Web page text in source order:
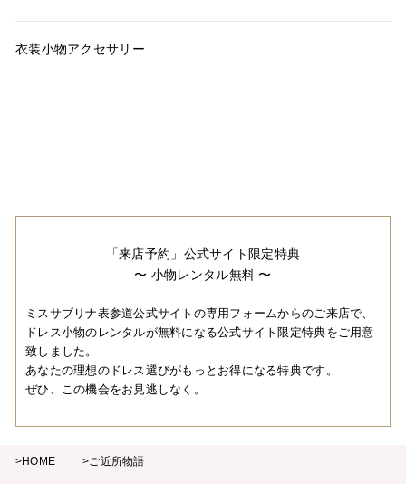
衣装小物アクセサリー
「来店予約」公式サイト限定特典
〜 小物レンタル無料 〜
ミスサブリナ表参道公式サイトの専用フォームからのご来店で、
ドレス小物のレンタルが無料になる公式サイト限定特典をご用意
致しました。
あなたの理想のドレス選びがもっとお得になる特典です。
ぜひ、この機会をお見逃しなく。
>HOME >ご近所物語